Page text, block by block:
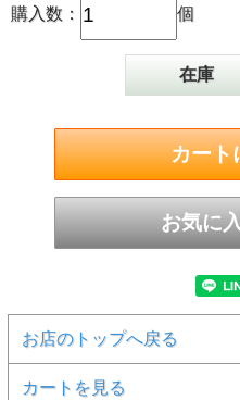
購入数： 個
在庫
お店のトップへ戻る
カートを見る